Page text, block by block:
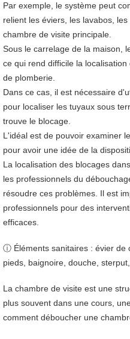
Par exemple, le système peut
relient les éviers, les lavabos,
chambre de visite principale.
Sous le carrelage de la maison,
ce qui rend difficile la
de plomberie.
Dans ce cas, il est nécessaire
pour localiser les tuyaux sous
trouve le blocage.
L'idéal est de pouvoir examiner
pour avoir une idée de la
La localisation des blocages
les professionnels du
résoudre ces problèmes. Il est
professionnels pour des
efficaces.
ⓘ Éléments sanitaires : évier de
pieds, baignoire, douche,
La chambre de visite est une
plus souvent dans une cours,
comment déboucher une